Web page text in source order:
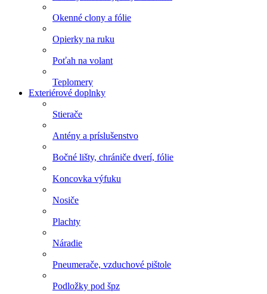
Okenné clony a fólie
Opierky na ruku
Poťah na volant
Teplomery
Exteriérové doplnky
Stierače
Antény a príslušenstvo
Bočné lišty, chrániče dverí, fólie
Koncovka výfuku
Nosiče
Plachty
Náradie
Pneumerače, vzduchové pištole
Podložky pod špz